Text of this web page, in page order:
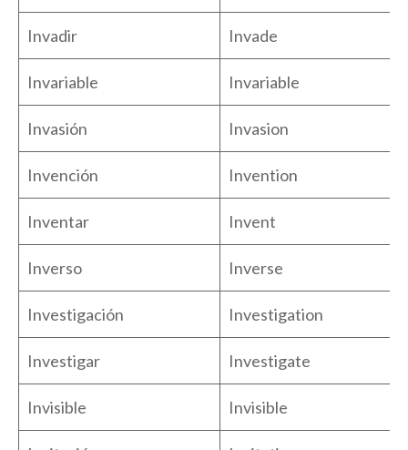
Invadir Invade
Invariable Invariable
Invasión Invasion
Invención Invention
Inventar Invent
Inverso Inverse
Investigación Investigation
Investigar Investigate
Invisible Invisible